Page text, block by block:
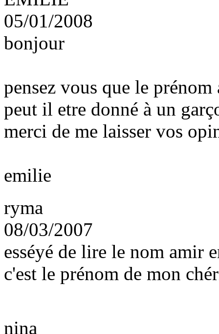
05/01/2008
bonjour
pensez vous que le
peut il etre donné à un
merci de me laisser vos
emilie
ryma
08/03/2007
esséyé de lire le nom amir
c'est le prénom de mon
nina